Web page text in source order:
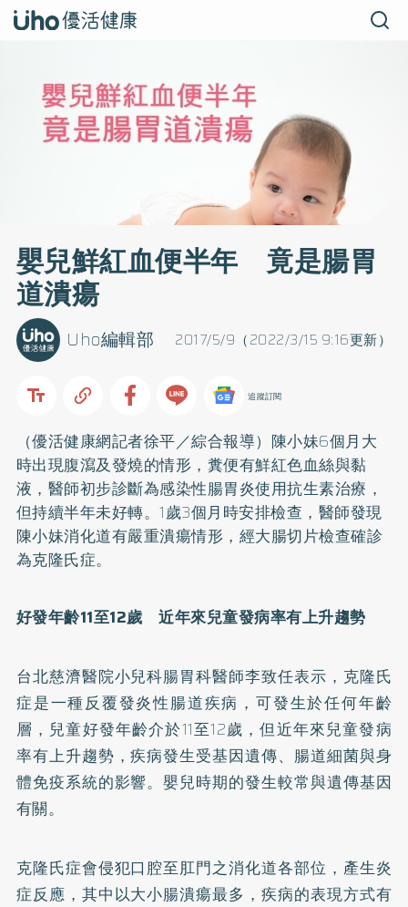
嬰兒鮮紅血便半年 竟是腸胃
道潰瘍
2017/5/9（2022/3/15 9:16更新）
Uho編輯部
追蹤訂閱
（優活健康網記者徐平／綜合報導）陳小妹6個月大
時出現腹瀉及發燒的情形，糞便有鮮紅色血絲與黏
液，醫師初步診斷為感染性腸胃炎使用抗生素治療，
但持續半年未好轉。1歲3個月時安排檢查，醫師發現
陳小妹消化道有嚴重潰瘍情形，經大腸切片檢查確診
為克隆氏症。
好發年齡11至12歲 近年來兒童發病率有上升趨勢
台北慈濟醫院小兒科腸胃科醫師李致任表示，克隆氏
症是一種反覆發炎性腸道疾病，可發生於任何年齡
層，兒童好發年齡介於11至12歲，但近年來兒童發病
率有上升趨勢，疾病發生受基因遺傳、腸道細菌與身
體免疫系統的影響。嬰兒時期的發生較常與遺傳基因
有關。
克隆氏症會侵犯口腔至肛門之消化道各部位，產生炎
症反應，其中以大小腸潰瘍最多，疾病的表現方式有